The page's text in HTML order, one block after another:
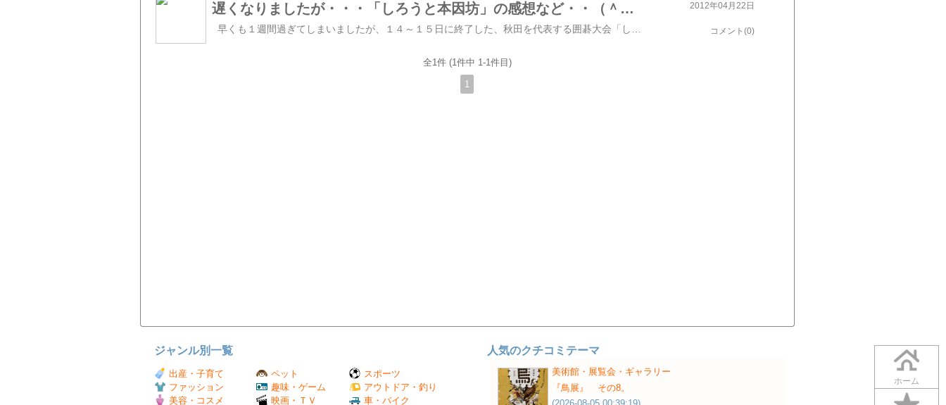
ホーム
遅くなりましたが・・・「しろうと本因坊」の感想など・・（＾＾） 2012年04月22日
コメント(0)
全1件 (1件中 1-1件目)
1
ジャンル別一覧
出産・子育て
ファッション
美容・コスメ
ペット
趣味・ゲーム
映画・ＴＶ
スポーツ
アウトドア・釣り
車・バイク
人気のクチコミテーマ
美術館・展覧会・ギャラリー
『鳥展』 その8。